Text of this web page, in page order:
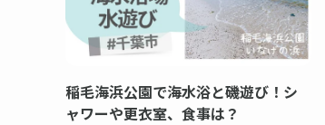
稲毛海浜公園で海水浴と磯遊び！シ
ャワーや更衣室、食事は？